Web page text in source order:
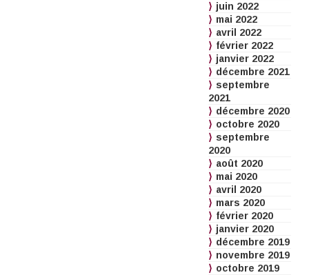
juin 2022
mai 2022
avril 2022
février 2022
janvier 2022
décembre 2021
septembre
2021
décembre 2020
octobre 2020
septembre
2020
août 2020
mai 2020
avril 2020
mars 2020
février 2020
janvier 2020
décembre 2019
novembre 2019
octobre 2019